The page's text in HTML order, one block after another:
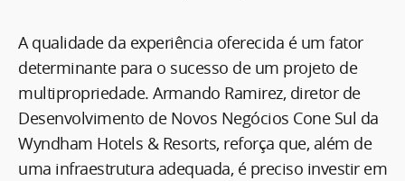
A qualidade da experiência oferecida é um fator
determinante para o sucesso de um projeto de
multipropriedade. Armando Ramirez, diretor de
Desenvolvimento de Novos Negócios Cone Sul da
Wyndham Hotels & Resorts, reforça que, além de
uma infraestrutura adequada, é preciso investir em